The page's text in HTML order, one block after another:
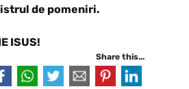
de pomeniri.
ISUS!
Share this...